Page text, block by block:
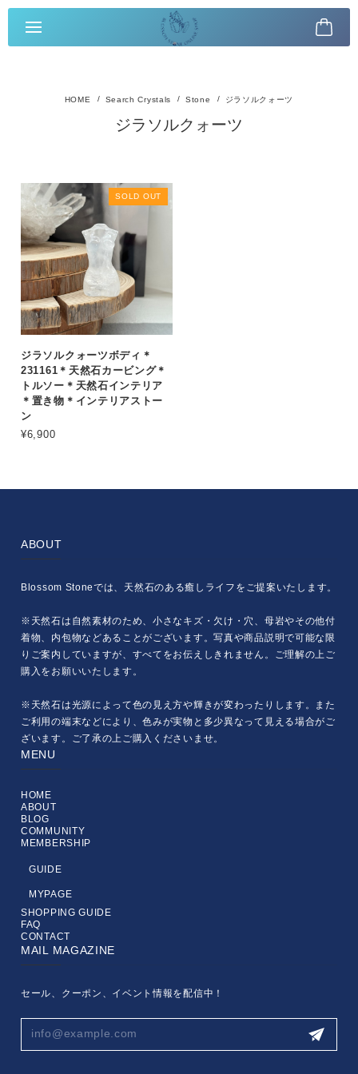
Search Crystals Stone ジラソルクォーツ
ジラソルクォーツ
SOLD OUT
ジラソルクォーツボディ＊
231161＊天然石カービング＊
トルソー＊天然石インテリア
＊置き物＊インテリアストー
ン
¥6,900
ABOUT
Blossom Stoneでは、天然石のある癒しライフをご提案いたします。
※天然石は自然素材のため、小さなキズ・欠け・穴、母岩やその他付
着物、内包物などあることがございます。写真や商品説明で可能な限
りご案内していますが、すべてをお伝えしきれません。ご理解の上ご
購入をお願いいたします。
※天然石は光源によって色の見え方や輝きが変わったりします。また
ご利用の端末などにより、色みが実物と多少異なって見える場合がご
ざいます。ご了承の上ご購入くださいませ。
MENU
HOME
ABOUT
BLOG
COMMUNITY
MEMBERSHIP
GUIDE
MYPAGE
SHOPPING GUIDE
FAQ
CONTACT
MAIL MAGAZINE
セール、クーポン、イベント情報を配信中！